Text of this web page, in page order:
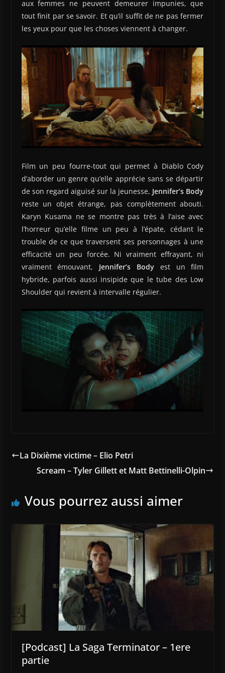
aux femmes ne peuvent demeurer impunies, que
tout finit par se savoir. Et qu’il suffit de ne pas fermer
les yeux pour que les choses viennent à changer.
Film un peu fourre-tout qui permet à Diablo Cody
d’aborder un genre qu’elle apprécie sans se départir
de son regard aiguisé sur la jeunesse, Jennifer’s Body
reste un objet étrange, pas complètement abouti.
Karyn Kusama ne se montre pas très à l’aise avec
l’horreur qu’elle filme un peu à l’épate, cédant le
trouble de ce que traversent ses personnages à une
efficacité un peu forcée. Ni vraiment effrayant, ni
vraiment émouvant, Jennifer’s Body est un film
hybride, parfois aussi insipide que le tube des Low
Shoulder qui revient à intervalle régulier.
La Dixième victime – Elio Petri
Scream – Tyler Gillett et Matt Bettinelli-Olpin
Vous pourrez aussi aimer
[Podcast] La Saga Terminator – 1ere
partie